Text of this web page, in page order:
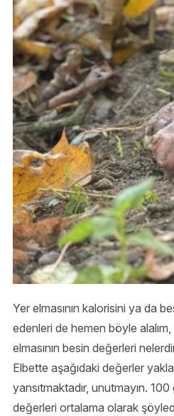
Yer elmasının kalorisini ya da
edenleri de hemen böyle
elmasının besin değerleri
Elbette aşağıdaki değerler
yansıtmaktadır, unutmayın.
değerleri ortalama olarak